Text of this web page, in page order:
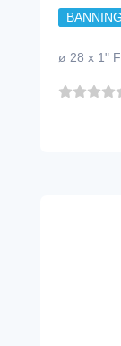
ø 28 x 1"